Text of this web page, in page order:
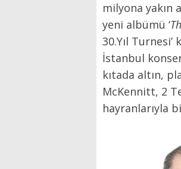
milyona yakın
yeni albümü ‘T
30.Yıl
İstanbul
kıtada altın,
McKennitt, 2
hayranlarıyla